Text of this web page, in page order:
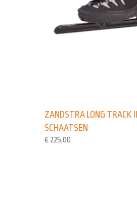
ZANDSTRA LONG TRACK
SCHAATSEN
€ 225,00